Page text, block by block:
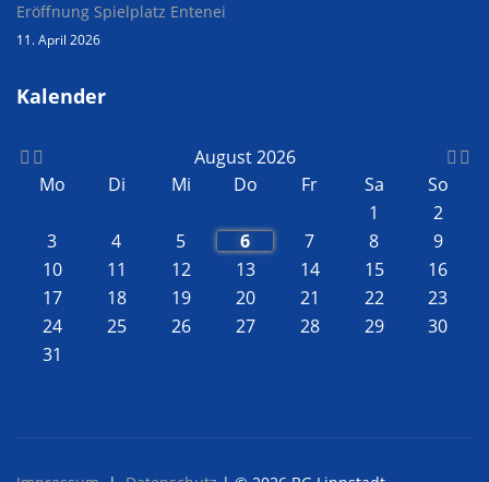
Eröffnung Spielplatz Entenei
11. April 2026
Kalender
August 2026
Mo
Di Mi Do Fr Sa
So
1
2
3
4 5 6 7 8
9
10
11 12 13 14 15
16
17
18 19 20 21 22
23
24
25 26 27 28 29
30
31